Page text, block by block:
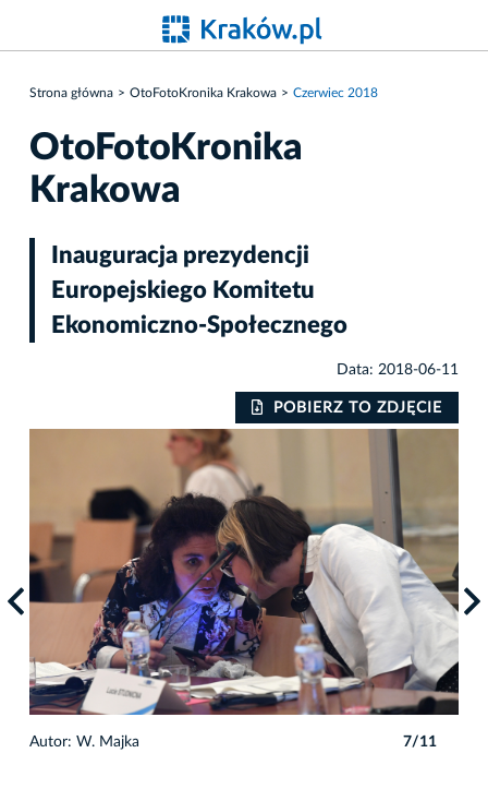
Strona główna OtoFotoKronika Krakowa Czerwiec 2018
OtoFotoKronika
Krakowa
Inauguracja prezydencji
Europejskiego Komitetu
Ekonomiczno-Społecznego
Data: 2018-06-11
POBIERZ TO ZDJĘCIE
Autor: W. Majka 7/11